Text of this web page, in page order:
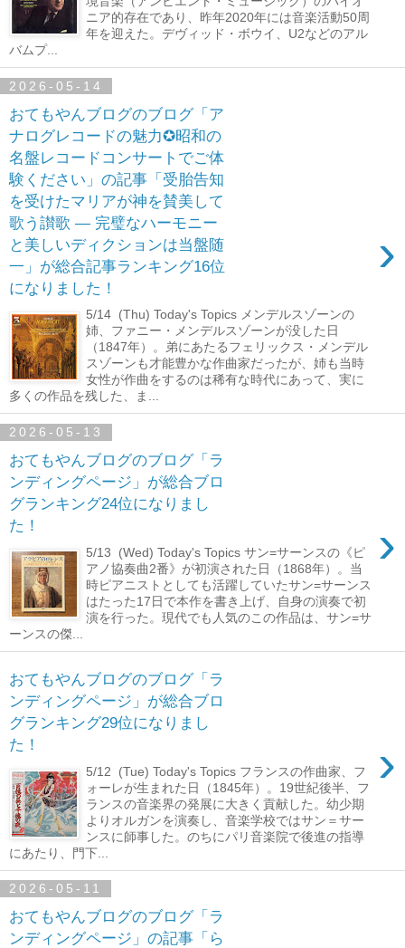
ニア的存在であり、昨年2020年には音楽活動50周
年を迎えた。デヴィッド・ボウイ、U2などのアル
バムプ...
2026-05-14
おてもやんブログのブログ「ア
ナログレコードの魅力✪昭和の
名盤レコードコンサートでご体
験ください」の記事「受胎告知
を受けたマリアが神を賛美して
歌う讃歌 ― 完璧なハーモニー
と美しいディクションは当盤随
一」が総合記事ランキング16位
になりました！
›
5/14 (Thu) Today's Topics メンデルスゾーンの
姉、ファニー・メンデルスゾーンが没した日
（1847年）。弟にあたるフェリックス・メンデル
スゾーンも才能豊かな作曲家だったが、姉も当時
女性が作曲をするのは稀有な時代にあって、実に
多くの作品を残した、ま...
2026-05-13
おてもやんブログのブログ「ラ
ンディングページ」が総合ブロ
グランキング24位になりまし
た！
›
5/13 (Wed) Today's Topics サン=サーンスの《ピ
アノ協奏曲2番》が初演された日（1868年）。当
時ピアニストとしても活躍していたサン=サーンス
はたった17日で本作を書き上げ、自身の演奏で初
演を行った。現代でも人気のこの作品は、サン=サ
ーンスの傑...
おてもやんブログのブログ「ラ
ンディングページ」が総合ブロ
グランキング29位になりまし
た！
›
5/12 (Tue) Today's Topics フランスの作曲家、フ
ォーレが生まれた日（1845年）。19世紀後半、フ
ランスの音楽界の発展に大きく貢献した。幼少期
よりオルガンを演奏し、音楽学校ではサン＝サー
ンスに師事した。のちにパリ音楽院で後進の指導
にあたり、門下...
2026-05-11
おてもやんブログのブログ「ラ
ンディングページ」の記事「ら